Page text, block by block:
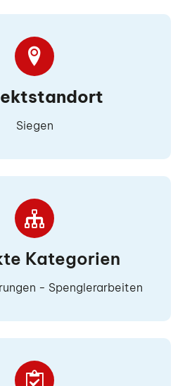
Siegen
Kategorien
- Spenglerarbeiten